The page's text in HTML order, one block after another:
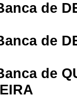
de
de
de